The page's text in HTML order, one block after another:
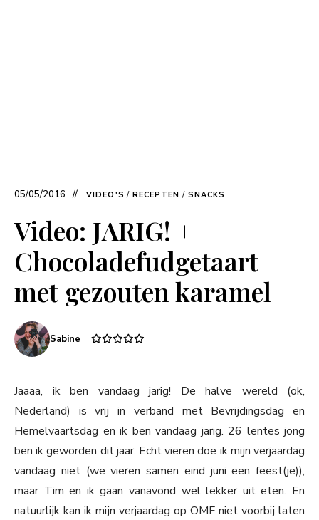
05/05/2016 VIDEO'S / RECEPTEN / SNACKS
Video: JARIG! +
Chocoladefudgetaart
met gezouten karamel
Sabine
Jaaaa, ik ben vandaag jarig! De halve wereld (ok,
Nederland) is vrij in verband met Bevrijdingsdag en
Hemelvaartsdag en ik ben vandaag jarig. 26 lentes jong
ben ik geworden dit jaar. Echt vieren doe ik mijn verjaardag
vandaag niet (we vieren samen eind juni een feest(je)),
maar Tim en ik gaan vanavond wel lekker uit eten. En
natuurlijk kan ik mijn verjaardag op OMF niet voorbij laten